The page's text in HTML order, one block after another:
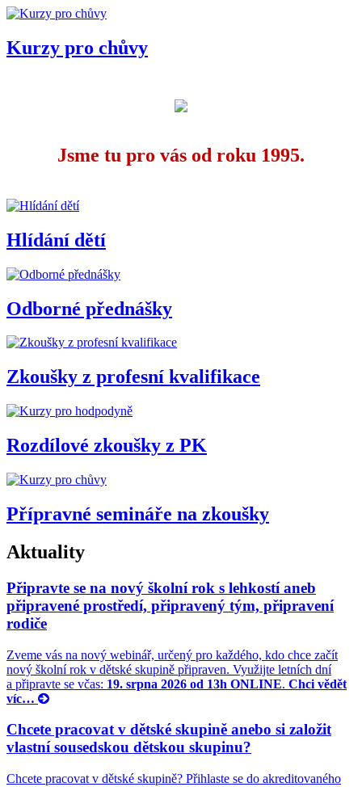
Kurzy pro chůvy
Jsme tu pro vás od roku 1995.
Hlídání dětí
Odborné přednášky
Zkoušky z profesní kvalifikace
Rozdílové zkoušky z PK
Přípravné semináře na zkoušky
Aktuality
Připravte se na nový školní rok s lehkostí aneb
připravené prostředí, připravený tým, připravení
rodiče
Zveme vás na nový webinář, určený pro každého, kdo chce začít
nový školní rok v dětské skupině připraven. Využijte letních dní
a připravte se včas: 19. srpna 2026 od 13h ONLINE. Chci vědět
víc…
Chcete pracovat v dětské skupině anebo si založit
vlastní sousedskou dětskou skupinu?
Chcete pracovat v dětské skupině? Přihlaste se do akreditovaného